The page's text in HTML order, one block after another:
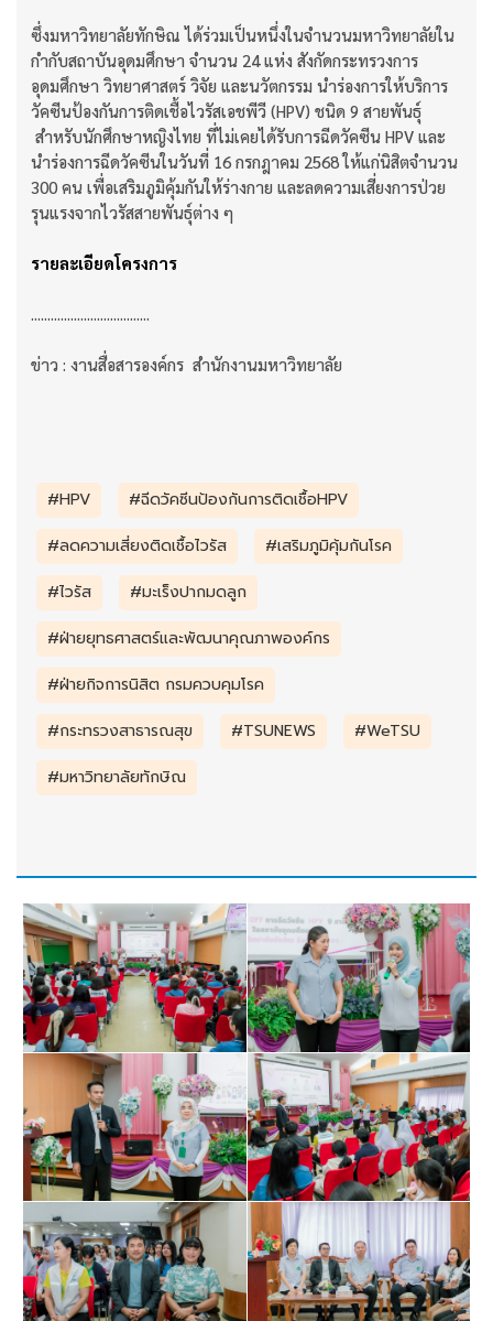
ซึ่งมหาวิทยาลัยทักษิณ ได้ร่วมเป็นหนึ่งในจำนวนมหาวิทยาลัยใน
กำกับสถาบันอุดมศึกษา จำนวน 24 แห่ง สังกัดกระทรวงการ
อุดมศึกษา วิทยาศาสตร์ วิจัย และนวัตกรรม นำร่องการให้บริการ
วัคซีนป้องกันการติดเชื้อไวรัสเอชพีวี (HPV) ชนิด 9 สายพันธุ์
สำหรับนักศึกษาหญิงไทย ที่ไม่เคยได้รับการฉีดวัคซีน HPV และ
นำร่องการฉีดวัคซีนในวันที่ 16 กรกฎาคม 2568 ให้แก่นิสิตจำนวน
300 คน เพื่อเสริมภูมิคุ้มกันให้ร่างกาย และลดความเสี่ยงการป่วย
รุนแรงจากไวรัสสายพันธุ์ต่าง ๆ
รายละเอียดโครงการ
ข่าว : งานสื่อสารองค์กร สำนักงานมหาวิทยาลัย
#HPV
#ฉีดวัคซีนป้องกันการติดเชื้อHPV
#ลดความเสี่ยงติดเชื้อไวรัส
#เสริมภูมิคุ้มกันโรค
#ไวรัส
#มะเร็งปากมดลูก
#ฝ่ายยุทธศาสตร์และพัฒนาคุณภาพองค์กร
#ฝ่ายกิจการนิสิต กรมควบคุมโรค
#กระทรวงสาธารณสุข
#TSUNEWS
#WeTSU
#มหาวิทยาลัยทักษิณ